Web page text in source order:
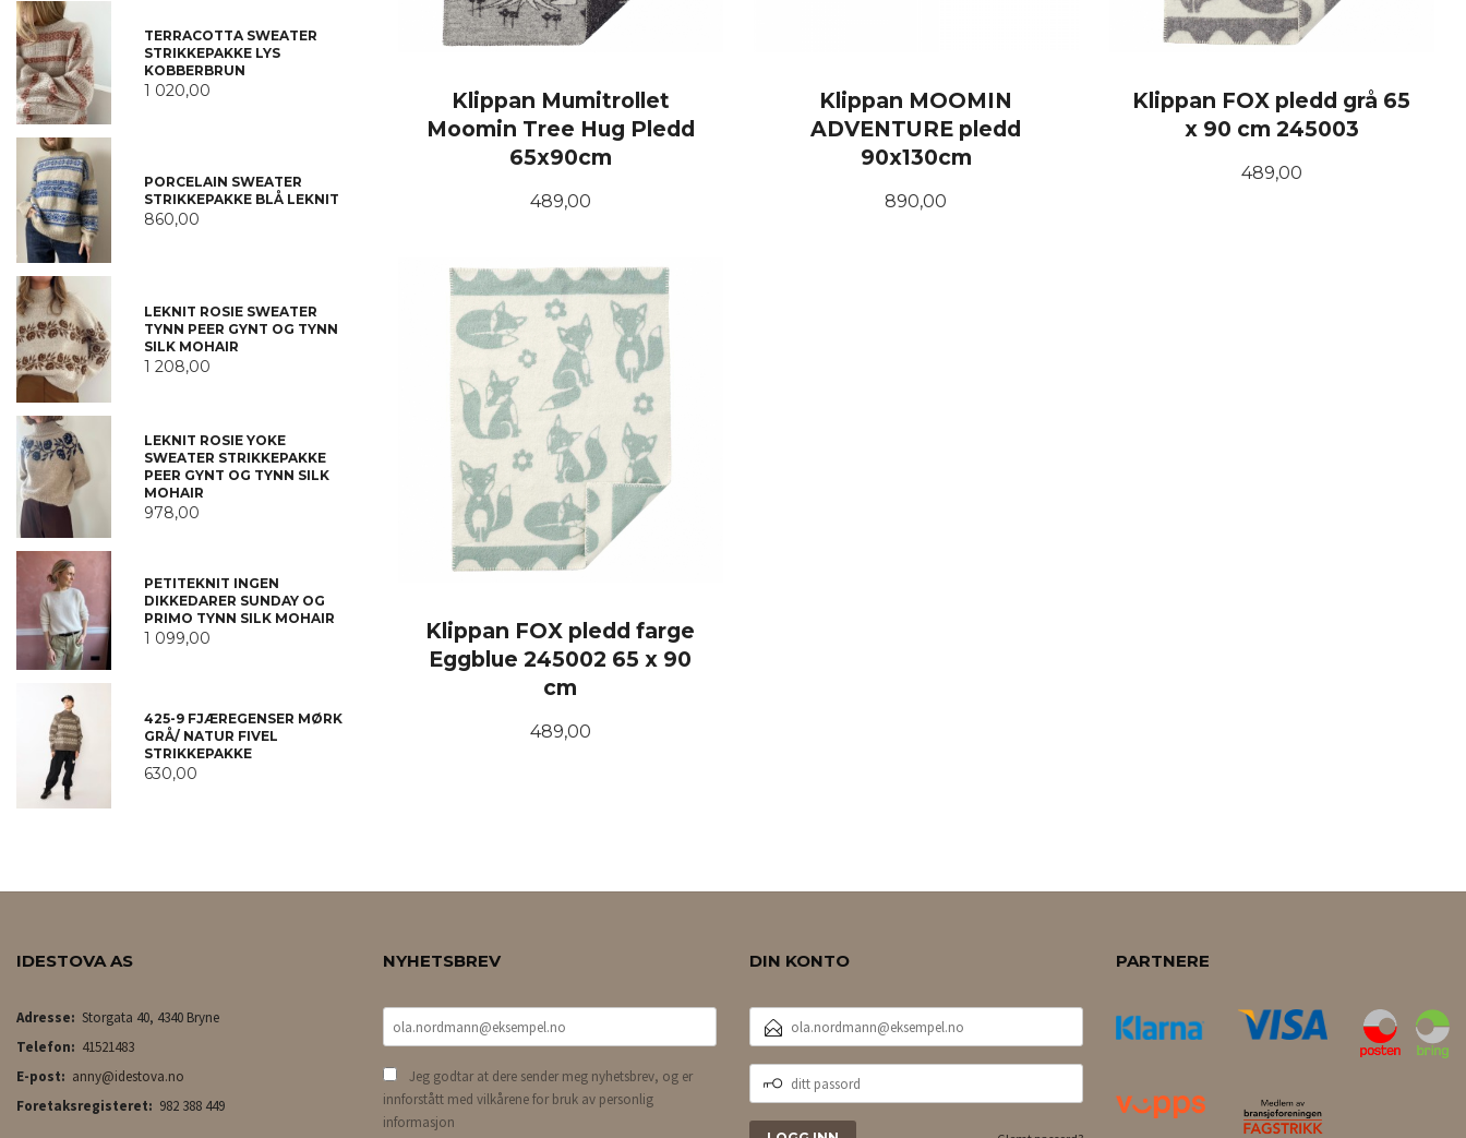
Klippan Mumitrollet
Moomin Tree Hug Pledd
65x90cm
Pris
489,00
Klippan MOOMIN
ADVENTURE pledd
90x130cm
Pris
890,00
Klippan FOX pledd grå 65
x 90 cm 245003
Pris
489,00
Klippan FOX pledd farge
Eggblue 245002 65 x 90
cm
Pris
489,00
TERRACOTTA SWEATER
STRIKKEPAKKE LYS
KOBBERBRUN
1 020,00
PORCELAIN SWEATER
STRIKKEPAKKE BLÅ LEKNIT
860,00
LEKNIT ROSIE SWEATER
TYNN PEER GYNT OG TYNN
SILK MOHAIR
1 208,00
LEKNIT ROSIE YOKE
SWEATER STRIKKEPAKKE
PEER GYNT OG TYNN SILK
MOHAIR
978,00
PETITEKNIT INGEN
DIKKEDARER SUNDAY OG
PRIMO TYNN SILK MOHAIR
1 099,00
425-9 FJÆREGENSER MØRK
GRÅ/ NATUR FIVEL
STRIKKEPAKKE
630,00
IDESTOVA AS
Adresse: Storgata 40, 4340 Bryne
Telefon: 41521483
E-post: anny@idestova.no
Foretaksregisteret: 982 388 449
NYHETSBREV
Jeg godtar at dere sender meg nyhetsbrev, og er
innforstått med vilkårene for bruk av personlig
informasjon
DIN KONTO
POSTADRESSE
PASSORD
PARTNERE